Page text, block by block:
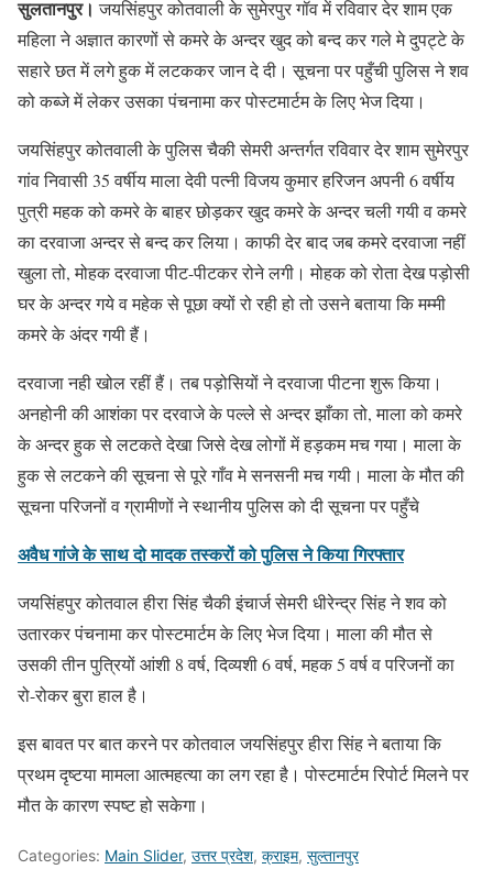
सुलतानपुर। जयसिंहपुर कोतवाली के सुमेरपुर गॉव में रविवार देर शाम एक
महिला ने अज्ञात कारणों से कमरे के अन्दर खुद को बन्द कर गले मे दुपट्टे के
सहारे छत में लगे हुक में लटककर जान दे दी। सूचना पर पहुँची पुलिस ने शव
को कब्जे में लेकर उसका पंचनामा कर पोस्टमार्टम के लिए भेज दिया।
जयसिंहपुर कोतवाली के पुलिस चैकी सेमरी अन्तर्गत रविवार देर शाम सुमेरपुर
गांव निवासी 35 वर्षीय माला देवी पत्नी विजय कुमार हरिजन अपनी 6 वर्षीय
पुत्री महक को कमरे के बाहर छोड़कर खुद कमरे के अन्दर चली गयी व कमरे
का दरवाजा अन्दर से बन्द कर लिया। काफी देर बाद जब कमरे दरवाजा नहीं
खुला तो, मोहक दरवाजा पीट-पीटकर रोने लगी। मोहक को रोता देख पड़ोसी
घर के अन्दर गये व महेक से पूछा क्यों रो रही हो तो उसने बताया कि मम्मी
कमरे के अंदर गयी हैं।
दरवाजा नही खोल रहीं हैं। तब पड़ोसियों ने दरवाजा पीटना शुरू किया।
अनहोनी की आशंका पर दरवाजे के पल्ले से अन्दर झाँका तो, माला को कमरे
के अन्दर हुक से लटकते देखा जिसे देख लोगों में हड़कम मच गया। माला के
हुक से लटकने की सूचना से पूरे गाँव मे सनसनी मच गयी। माला के मौत की
सूचना परिजनों व ग्रामीणों ने स्थानीय पुलिस को दी सूचना पर पहुँचे
अवैध गांजे के साथ दो मादक तस्करों को पुलिस ने किया गिरफ्तार
जयसिंहपुर कोतवाल हीरा सिंह चैकी इंचार्ज सेमरी धीरेन्द्र सिंह ने शव को
उतारकर पंचनामा कर पोस्टमार्टम के लिए भेज दिया। माला की मौत से
उसकी तीन पुत्रियों आंशी 8 वर्ष, दिव्यशी 6 वर्ष, महक 5 वर्ष व परिजनों का
रो-रोकर बुरा हाल है।
इस बावत पर बात करने पर कोतवाल जयसिंहपुर हीरा सिंह ने बताया कि
प्रथम दृष्टया मामला आत्महत्या का लग रहा है। पोस्टमार्टम रिपोर्ट मिलने पर
मौत के कारण स्पष्ट हो सकेगा।
Categories: Main Slider, उत्तर प्रदेश, क्राइम, सुल्तानपुर